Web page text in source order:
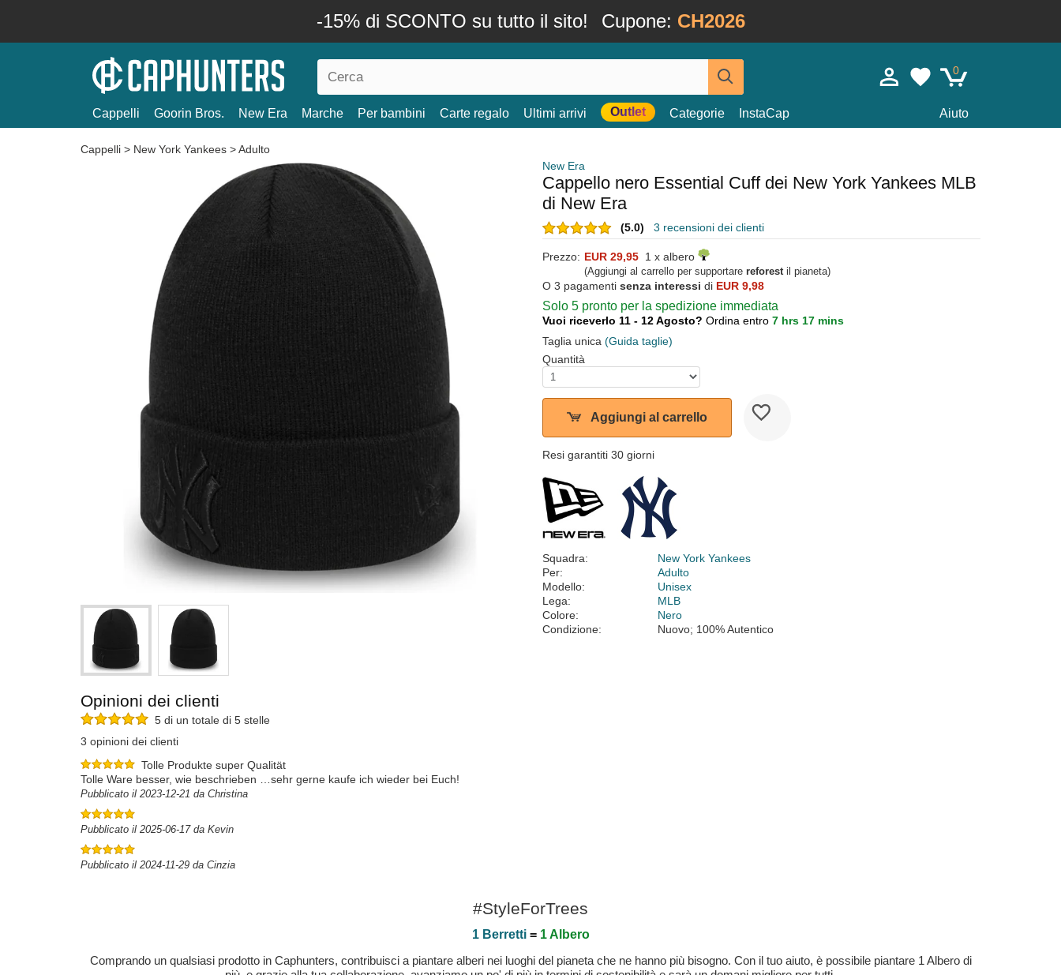
-15% di SCONTO su tutto il sito! Cupone: CH2026
0
Cappelli Goorin Bros. New Era Marche Per bambini Carte regalo Ultimi arrivi Outlet Categorie InstaCap Aiuto
Cappelli > New York Yankees >Adulto
New Era
Cappello nero Essential Cuff dei New York Yankees MLB
di New Era
(5.0) 3 recensioni dei clienti
Prezzo: EUR 29,95 1 x albero
(Aggiungi al carrello per supportare reforestil pianeta)
O 3 pagamenti senza interessi di EUR 9,98
Solo 5 pronto per la spedizione immediata
Vuoi riceverlo 11 - 12 Agosto? Ordina entro 7 hrs 17 mins
Taglia unica (Guida taglie)
Quantità
Aggiungi al carrello
Resi garantiti 30 giorni
Squadra:
New York Yankees
Per:
Adulto
Modello:
Unisex
Lega:
MLB
Colore:
Nero
Condizione:
Nuovo; 100% Autentico
Opinioni dei clienti
5 di un totale di 5 stelle
3 opinioni dei clienti
Tolle Produkte super Qualität
Tolle Ware besser, wie beschrieben …sehr gerne kaufe ich wieder bei Euch!
Pubblicato il 2023-12-21 da Christina
Pubblicato il 2025-06-17 da Kevin
Pubblicato il 2024-11-29 da Cinzia
#StyleForTrees
1 Berretti= 1 Albero
Comprando un qualsiasi prodotto in Caphunters, contribuisci a piantare alberi nei luoghi del pianeta che ne hanno più bisogno. Con il tuo aiuto, è possibile piantare 1 Albero di